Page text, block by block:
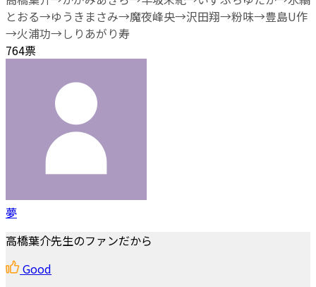
とおる→ゆうきまさみ→魔夜峰央→沢田翔→粉味→豊島U作
→火浦功→しりあがり寿
764票
夢
高橋葉介先生のファンだから
Good